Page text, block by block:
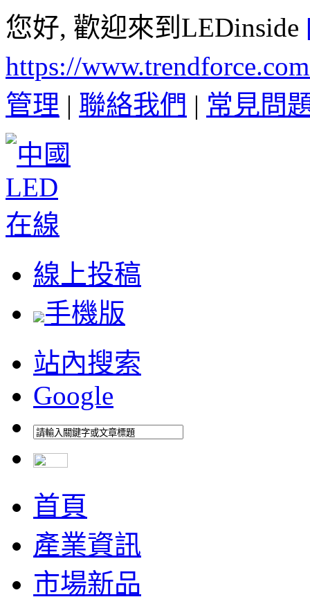
您好, 歡迎來到LEDinside
https://
管理 | 聯絡我們 | 常見問
線上投稿
手機版
站內搜索
Google
首頁
產業資訊
市場新品